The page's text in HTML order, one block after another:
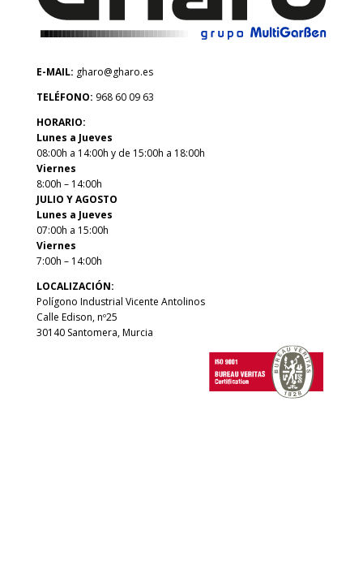
E-MAIL: gharo@gharo.es
TELÉFONO: 968 60 09 63
HORARIO:
Lunes a Jueves
08:00h a 14:00h y de 15:00h a 18:00h
Viernes
8:00h – 14:00h
JULIO Y AGOSTO
Lunes a Jueves
07:00h a 15:00h
Viernes
7:00h – 14:00h
LOCALIZACIÓN:
Polígono Industrial Vicente Antolinos
Calle Edison, nº25
30140 Santomera, Murcia